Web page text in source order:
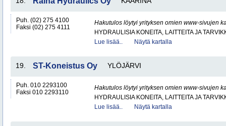
Puh. (02) 275 4100
Faksi (02) 275 4111
Hakutulos löytyi yrityksen omien www-sivujen
HYDRAULISIA KONEITA, LAITTEITA JA
Lue lisää..
Näytä kartalla
19. ST-Koneistus Oy YLÖJÄRVI
Puh. 010 2293100
Faksi 010 2293110
Hakutulos löytyi yrityksen omien www-sivujen
HYDRAULISIA KONEITA, LAITTEITA JA
Lue lisää..
Näytä kartalla